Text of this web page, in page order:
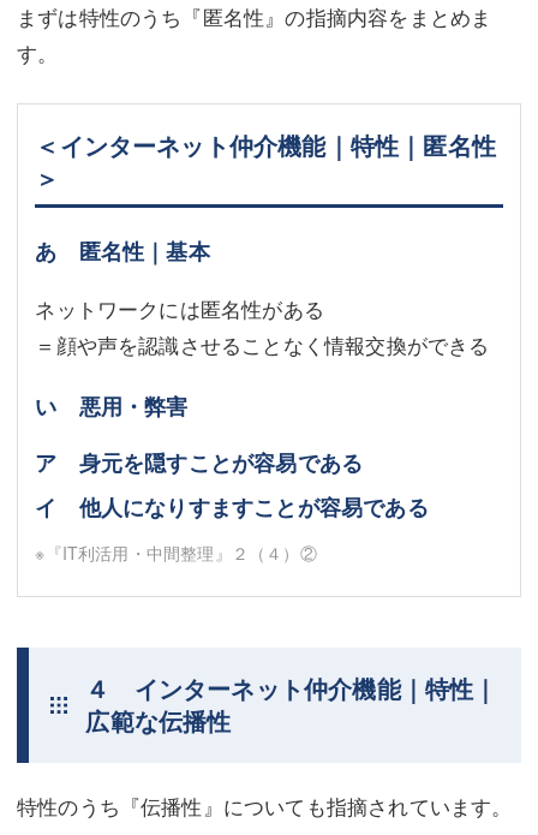
まずは特性のうち『匿名性』の指摘内容をまとめま
す。
＜インターネット仲介機能｜特性｜匿名性
＞
あ 匿名性｜基本
ネットワークには匿名性がある
＝顔や声を認識させることなく情報交換ができる
い 悪用・弊害
ア 身元を隠すことが容易である
イ 他人になりすますことが容易である
※『IT利活用・中間整理』２（４）②
４ インターネット仲介機能｜特性｜
広範な伝播性
特性のうち『伝播性』についても指摘されています。